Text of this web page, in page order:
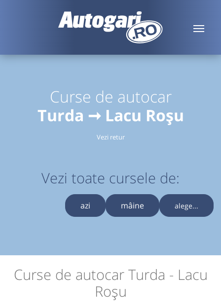
Curse de autocar
Turda ➞ Lacu Roșu
Vezi retur
Vezi toate cursele de:
azi mâine alege...
Curse de autocar Turda - Lacu
Roșu